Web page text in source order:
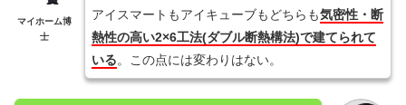
マイホーム博
士
アイスマートもアイキューブもどちらも気密性・断
熱性の高い2×6工法(ダブル断熱構法)で建てられて
いる。この点には変わりはない。